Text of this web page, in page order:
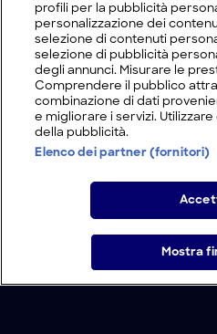
profili per la pubblicità
personalizzazione dei
selezione di contenuti
selezione di pubblicità
degli annunci. Misurare le
Comprendere il pubblico
combinazione di dati
e migliorare i servizi.
della pubblicità.
Elenco dei partner (fornitori)
Mostra